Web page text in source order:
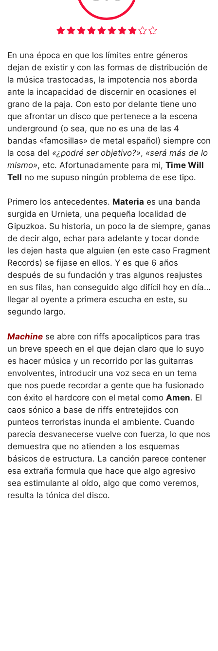
En una época en que los límites entre géneros
dejan de existir y con las formas de distribución de
la música trastocadas, la impotencia nos aborda
ante la incapacidad de discernir en ocasiones el
grano de la paja. Con esto por delante tiene uno
que afrontar un disco que pertenece a la escena
underground (o sea, que no es una de las 4
bandas «famosillas» de metal español) siempre con
la cosa del «¿podré ser objetivo?», «será más de lo
mismo», etc. Afortunadamente para mi, Time Will
Tell no me supuso ningún problema de ese tipo.
Primero los antecedentes. Materia es una banda
surgida en Urnieta, una pequeña localidad de
Gipuzkoa. Su historia, un poco la de siempre, ganas
de decir algo, echar para adelante y tocar donde
les dejen hasta que alguien (en este caso Fragment
Records) se fijase en ellos. Y es que 6 años
después de su fundación y tras algunos reajustes
en sus filas, han conseguido algo difícil hoy en día…
llegar al oyente a primera escucha en este, su
segundo largo.
Machine se abre con riffs apocalípticos para tras
un breve speech en el que dejan claro que lo suyo
es hacer música y un recorrido por las guitarras
envolventes, introducir una voz seca en un tema
que nos puede recordar a gente que ha fusionado
con éxito el hardcore con el metal como Amen. El
caos sónico a base de riffs entretejidos con
punteos terroristas inunda el ambiente. Cuando
parecía desvanecerse vuelve con fuerza, lo que nos
demuestra que no atienden a los esquemas
básicos de estructura. La canción parece contener
esa extraña formula que hace que algo agresivo
sea estimulante al oído, algo que como veremos,
resulta la tónica del disco.